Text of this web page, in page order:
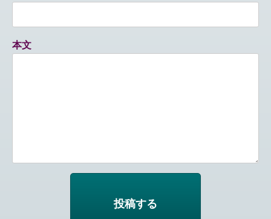
本文